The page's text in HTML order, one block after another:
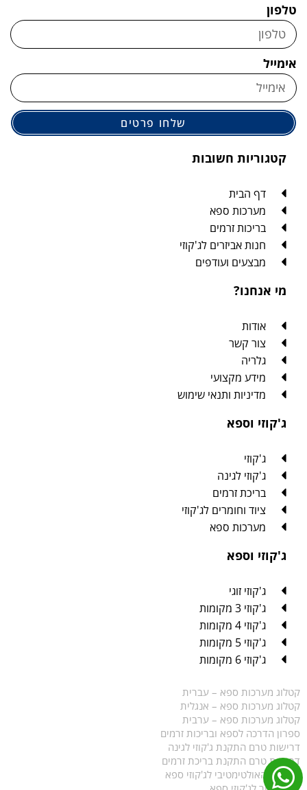
טלפון
אימייל
שלחו פרטים
קטגוריות חשובות
דף הבית
מערכות ספא
בריכות זרמים
חנות אביזרים לג'קוזי
מבצעים ועודפים
מי אנחנו?
אודות
צור קשר
גלריה
מידע מקצועי
מדיניות ותנאי שימוש
ג'קוזי וספא
ג'קוזי
ג'קוזי לגינה
בריכת זרמים
ציוד וחומרים לג'קוזי
מערכות ספא
ג'קוזי וספא
ג'קוזי זוגי
ג'קוזי 3 מקומות
ג'קוזי 4 מקומות
ג'קוזי 5 מקומות
ג'קוזי 6 מקומות
קטלוג מערכות ספא – עברית
קטלוג מערכות ספא – אנגלית
קטלוג מערכות ספא – ערבית
ספרון הדרכה לספא ובריכות זרמים
דרישות טרם התקנת ג'קוזי לגינה
דרישות טרם התקנת בריכת זרמים
המדריך האולטימטיבי לג'קוזי ספא